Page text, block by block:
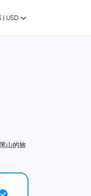
| USD
山的旅